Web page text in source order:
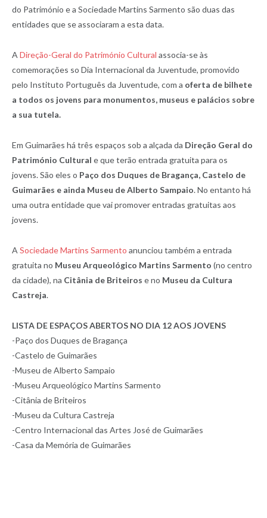
do Património e a Sociedade Martins Sarmento são duas das
entidades que se associaram a esta data.
A Direção-Geral do Património Cultural associa-se às
comemorações so Dia Internacional da Juventude, promovido
pelo Instituto Português da Juventude, com a oferta de bilhete
a todos os jovens para monumentos, museus e palácios sobre
a sua tutela.
Em Guimarães há três espaços sob a alçada da Direção Geral do
Património Cultural e que terão entrada gratuita para os
jovens. São eles o Paço dos Duques de Bragança, Castelo de
Guimarães e ainda Museu de Alberto Sampaio. No entanto há
uma outra entidade que vai promover entradas gratuitas aos
jovens.
A Sociedade Martins Sarmento anunciou também a entrada
gratuita no Museu Arqueológico Martins Sarmento (no centro
da cidade), na Citânia de Briteiros e no Museu da Cultura
Castreja.
LISTA DE ESPAÇOS ABERTOS NO DIA 12 AOS JOVENS
-Paço dos Duques de Bragança
-Castelo de Guimarães
-Museu de Alberto Sampaio
-Museu Arqueológico Martins Sarmento
-Citânia de Briteiros
-Museu da Cultura Castreja
-Centro Internacional das Artes José de Guimarães
-Casa da Memória de Guimarães